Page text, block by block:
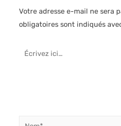
Votre adresse e-mail ne sera
obligatoires sont indiqués
Écrivez
Nom*